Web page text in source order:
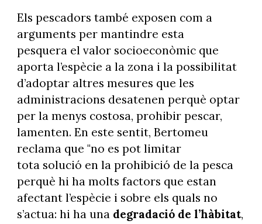
Els pescadors també exposen com a
arguments per mantindre esta
pesquera el valor socioeconòmic que
aporta l’espècie a la zona i la possibilitat
d’adoptar altres mesures que les
administracions desatenen perquè optar
per la menys costosa, prohibir pescar,
lamenten. En este sentit, Bertomeu
reclama que "no es pot limitar
tota solució en la prohibició de la pesca
perquè hi ha molts factors que estan
afectant l’espècie i sobre els quals no
s’actua: hi ha una degradació de l’hàbitat,